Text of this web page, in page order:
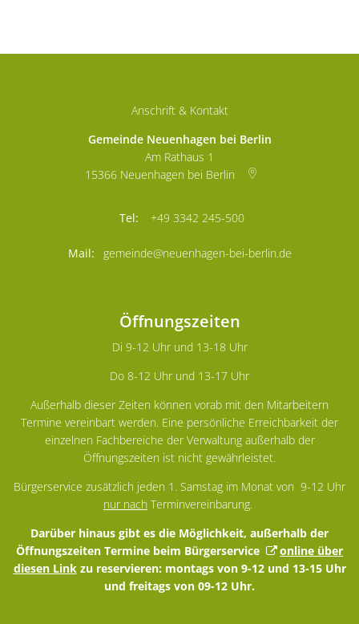
Anschrift & Kontakt
Gemeinde Neuenhagen bei Berlin
Am Rathaus 1
15366 Neuenhagen bei Berlin
+49 3342 245-500
gemeinde@neuenhagen-bei-berlin.de
Öffnungszeiten
Di 9-12 Uhr und 13-18 Uhr
Do 8-12 Uhr und 13-17 Uhr
Außerhalb dieser Zeiten können vorab mit den Mitarbeitern
Termine vereinbart werden. Eine persönliche Erreichbarkeit der
einzelnen Fachbereiche der Verwaltung außerhalb der
Öffnungszeiten ist nicht gewährleistet.
Bürgerservice zusätzlich jeden 1. Samstag im Monat von 9-12 Uhr
nur nach Terminvereinbarung.
Darüber hinaus gibt es die Möglichkeit, außerhalb der
Öffnungszeiten Termine beim Bürgerservice
online über
diesen Linkzu reservieren: montags von 9-12 und 13-15 Uhr
und freitags von 09-12 Uhr.